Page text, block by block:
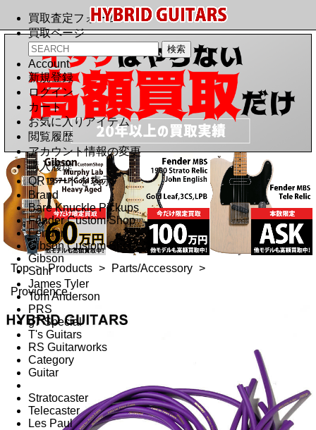
買取査定フォーム
買取ページ
Account
新規登録
ログイン
カート
お気に入りアイテム
閲覧履歴
アカウント情報の変更
購入履歴
QRコードを表示
Brand
Bare Knuckle Pickups
Fender Custom Shop
Fender
Gibson Custom Shop
Gibson
Suhr
James Tyler
Tom Anderson
PRS
g7 Special
T's Guitars
RS Guitarworks
Category
Guitar
Stratocaster
Telecaster
Les Paul
Top > Products > Parts/Accessory >
Providence